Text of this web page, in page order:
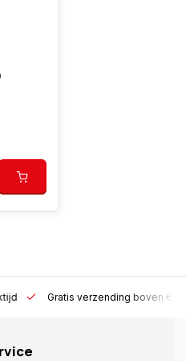
Gratis verzending boven